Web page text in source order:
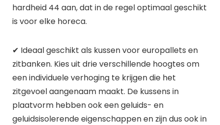
hardheid 44 aan, dat in de regel optimaal geschikt
is voor elke horeca.
✔ Ideaal geschikt als kussen voor europallets en
zitbanken. Kies uit drie verschillende hoogtes om
een individuele verhoging te krijgen die het
zitgevoel aangenaam maakt. De kussens in
plaatvorm hebben ook een geluids- en
geluidsisolerende eigenschappen en zijn dus ook in